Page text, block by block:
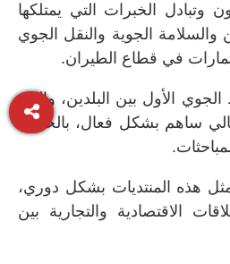
وتبادل الخبرات التي يمتلكها
والسلامة الجوية والنقل الجوي
في قطاع الطيران.
الأول بين البلدين، والذي
يوليو الحالي ساهم بشكل فعال، بالخروج
.
هذه المنتديات بشكل دوري،
الاقتصادية والتجارية بين